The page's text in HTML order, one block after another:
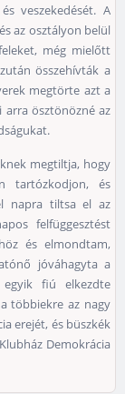
veszekedését. A
az osztályon belül
még mielőtt
összehívták a
megtörte azt a
ösztönözné az
megtiltja, hogy
tartózkodjon, és
napra tiltsa el az
felfüggesztést
és elmondtam,
jóváhagyta a
fiú elkezdte
többiekre az nagy
erejét, és büszkék
Demokrácia